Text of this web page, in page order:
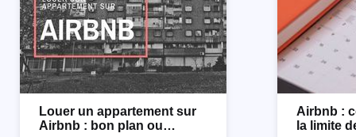
Louer un appartement sur
Airbnb : bon plan ou
Airbnb :
la limite